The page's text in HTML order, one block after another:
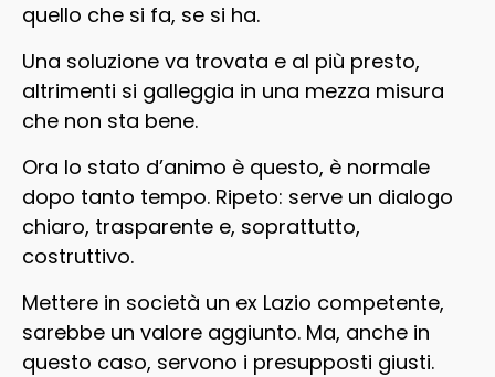
quello che si fa, se si ha.
Una soluzione va trovata e al più presto,
altrimenti si galleggia in una mezza misura
che non sta bene.
Ora lo stato d’animo è questo, è normale
dopo tanto tempo. Ripeto: serve un dialogo
chiaro, trasparente e, soprattutto,
costruttivo.
Mettere in società un ex Lazio competente,
sarebbe un valore aggiunto. Ma, anche in
questo caso, servono i presupposti giusti.